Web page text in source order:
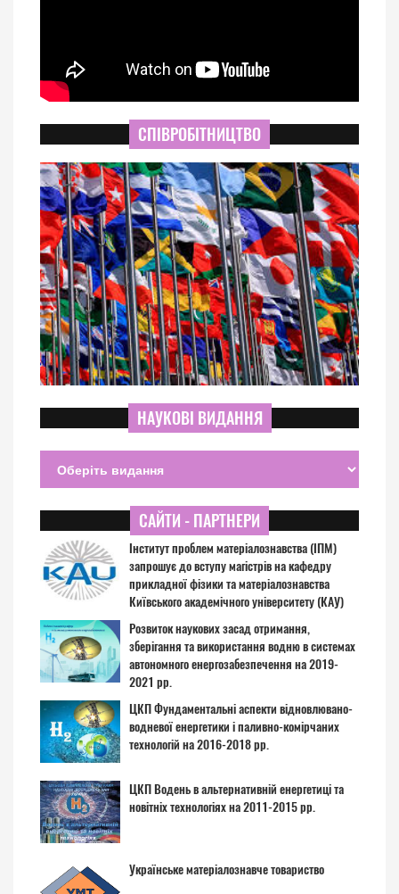
СПІВРОБІТНИЦТВО
НАУКОВІ ВИДАННЯ
САЙТИ - ПАРТНЕРИ
Інститут проблем матеріалознавства (ІПМ)
запрошує до вступу магістрів на кафедру
прикладної фізики та матеріалознавства
Київського академічного університету (КАУ)
Розвиток наукових засад отримання,
зберігання та використання водню в системах
автономного енергозабезпечення на 2019-
2021 рр.
ЦКП Фундаментальні аспекти відновлювано-
водневої енергетики і паливно-комірчаних
технологій на 2016-2018 рр.
ЦКП Водень в альтернативній енергетиці та
новітніх технологіях на 2011-2015 рр.
Українське матеріалознавче товариство